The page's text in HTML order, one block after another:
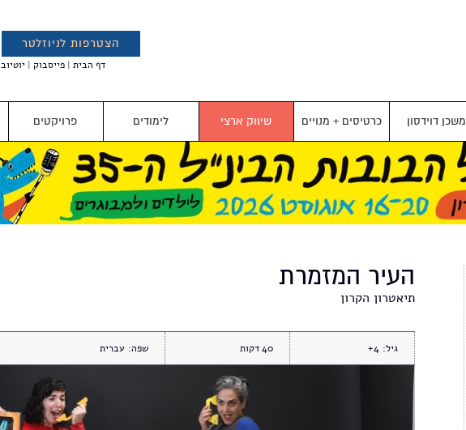
הצטרפות לניוזלטר
דף הבית פייסבוק יוטיוב
משכן דוידסון כרטיסים + מנויים שיווק ארצי לימודים פרויקטים
העיר המזמרת
תיאטרון הקרון
גיל: 4+
40 שפה: עברית